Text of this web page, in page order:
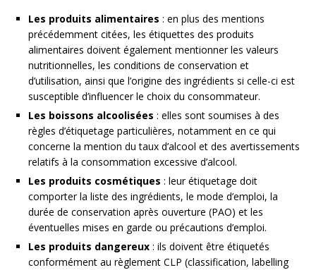
Les produits alimentaires : en plus des mentions
précédemment citées, les étiquettes des produits
alimentaires doivent également mentionner les valeurs
nutritionnelles, les conditions de conservation et
d’utilisation, ainsi que l’origine des ingrédients si celle-ci est
susceptible d’influencer le choix du consommateur.
Les boissons alcoolisées : elles sont soumises à des
règles d’étiquetage particulières, notamment en ce qui
concerne la mention du taux d’alcool et des avertissements
relatifs à la consommation excessive d’alcool.
Les produits cosmétiques : leur étiquetage doit
comporter la liste des ingrédients, le mode d’emploi, la
durée de conservation après ouverture (PAO) et les
éventuelles mises en garde ou précautions d’emploi.
Les produits dangereux : ils doivent être étiquetés
conformément au règlement CLP (classification, labelling